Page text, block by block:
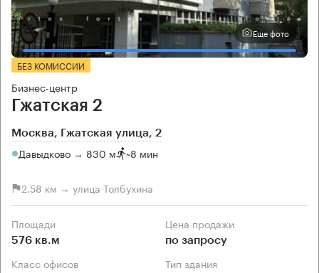
Еще фото
БЕЗ КОМИССИИ
Бизнес-центр
Гжатская 2
Москва, Гжатская улица, 2
Давыдково → 830 м ~8 мин
2.58 км → улица Толбухина
Площади
576 кв.м
Цена продажи
по запросу
Класс офисов Тип здания